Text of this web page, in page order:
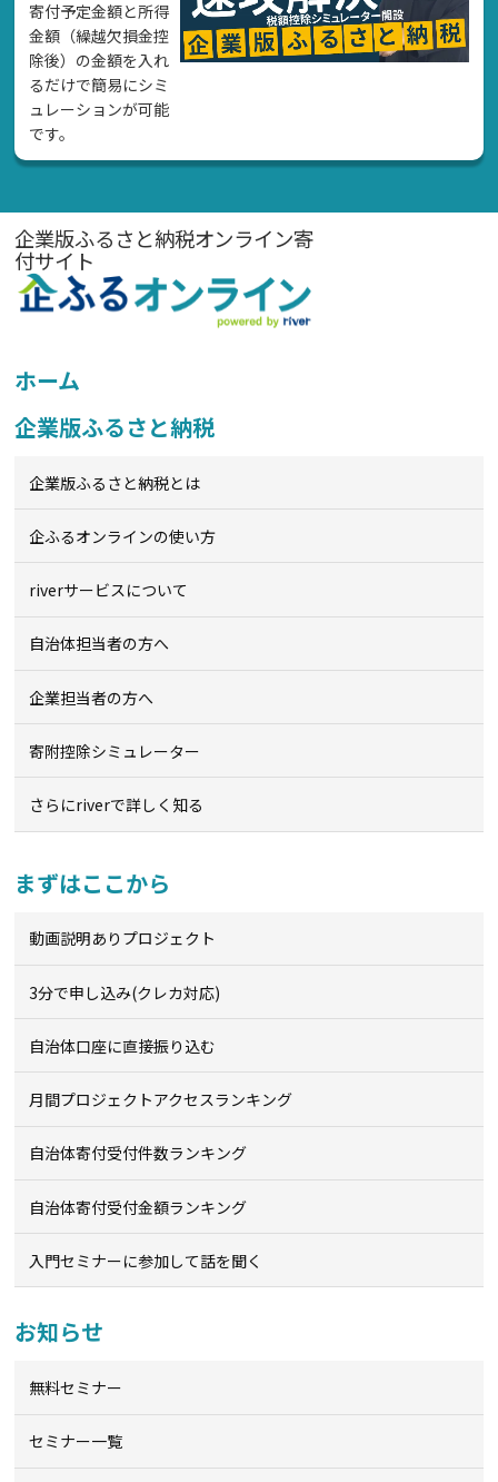
寄付予定金額と所得
金額（繰越欠損金控
除後）の金額を入れ
るだけで簡易にシミ
ュレーションが可能
です。
企業版ふるさと納税オンライン寄
付サイト
ホーム
企業版ふるさと納税
企業版ふるさと納税とは
企ふるオンラインの使い方
riverサービスについて
自治体担当者の方へ
企業担当者の方へ
寄附控除シミュレーター
さらにriverで詳しく知る
まずはここから
動画説明ありプロジェクト
3分で申し込み(クレカ対応)
自治体口座に直接振り込む
月間プロジェクトアクセスランキング
自治体寄付受付件数ランキング
自治体寄付受付金額ランキング
入門セミナーに参加して話を聞く
お知らせ
無料セミナー
セミナー一覧